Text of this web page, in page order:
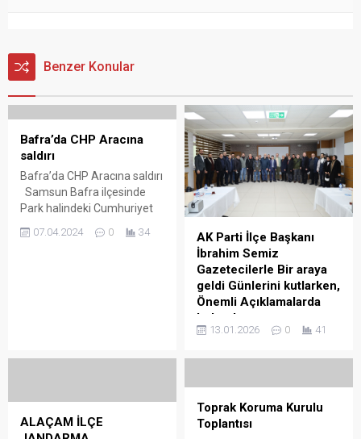
Benzer Konular
Bafra’da CHP Aracına
saldırı
Bafra’da CHP Aracına saldırı
Samsun Bafra ilçesinde
Park halindeki Cumhuriyet
gerçekleşti. Samsun Bafra
ilk...
07.04.2024 0 34
AK Parti İlçe Başkanı
İbrahim Semiz
Gazetecilerle Bir araya
geldi Günlerini kutlarken,
Önemli Açıklamalarda
bulundu
AK Parti İlçe Başkanı
kutlarken, Önemli
Açıklamalarda bulundu AK
Parti Bafra İlçe Başkanı
13.01.2026 0 41
ALAÇAM İLÇE
Toprak Koruma Kurulu
Toplantısı